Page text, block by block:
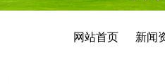
网站首页 新闻